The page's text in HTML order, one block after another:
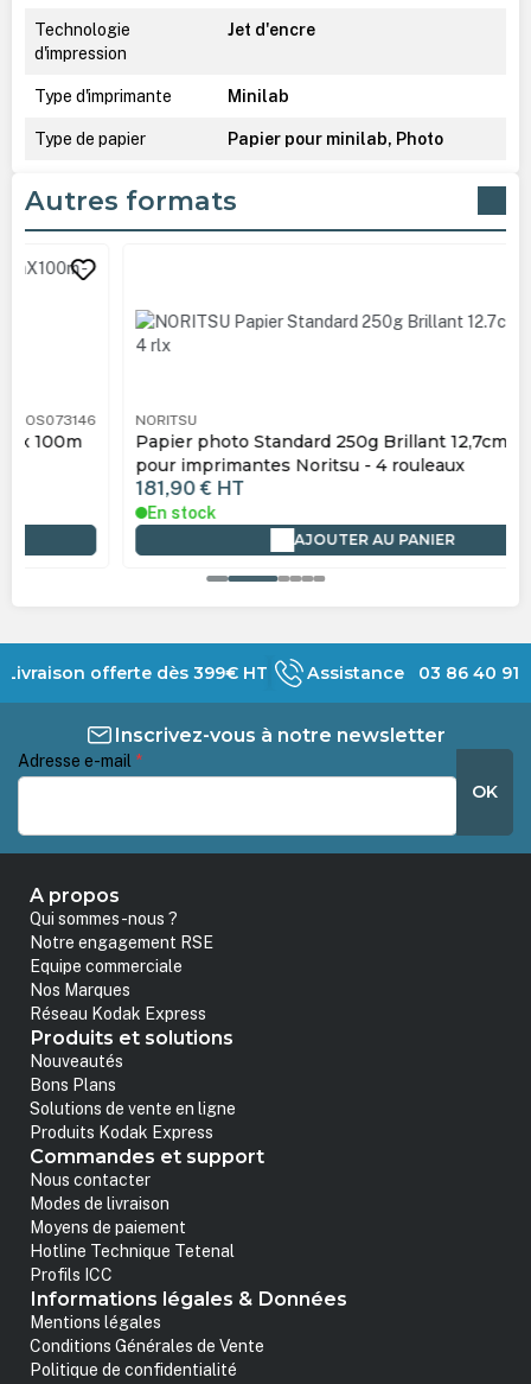
Technologie
d'impression
Jet d'encre
Type d'imprimante Minilab
Type de papier Papier pour minilab, Photo
Autres formats
NORITSU
Papier photo Standard 250g Brillant 12,7cm x 100m
pour imprimantes Noritsu - 4 rouleaux
HT
AJOUTER AU PANIER
Livraison offerte dès 399€ HT Assistance 03 86 40 91
Inscrivez-vous à notre newsletter
Adresse e-mail *
OK
A propos
Qui sommes-nous ?
Notre engagement RSE
Equipe commerciale
Nos Marques
Réseau Kodak Express
Produits et solutions
Nouveautés
Bons Plans
Solutions de vente en ligne
Produits Kodak Express
Commandes et support
Nous contacter
Modes de livraison
Moyens de paiement
Hotline Technique Tetenal
Profils ICC
Informations légales & Données
Mentions légales
Conditions Générales de Vente
Politique de confidentialité